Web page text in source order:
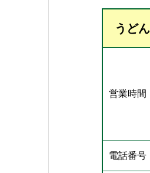
うど
営業時間
電話番号